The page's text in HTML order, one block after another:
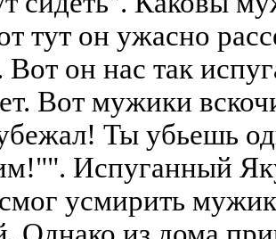
тут он ужасно
Вот он нас так
Вот мужики
Ты убьешь
Испуганный
усмирить